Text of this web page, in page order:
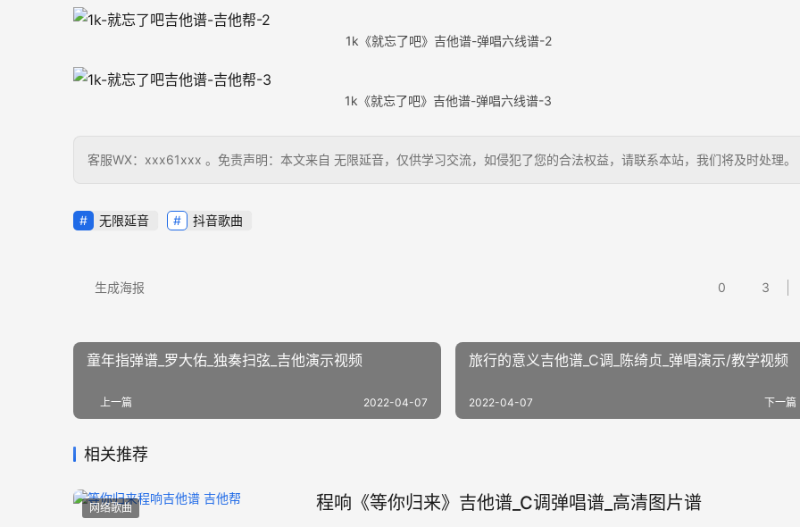
1k《就忘了吧》吉他谱-弹唱六线谱-2
1k《就忘了吧》吉他谱-弹唱六线谱-3
客服WX：xxx61xxx 。免责声明：本文来自 无限延音，仅供学习交流，如侵犯了您的合法权益，请联系本站，我们将及时处理。
无限延音 抖音歌曲
0 3
生成海报
童年指弹谱_罗大佑_独奏扫弦_吉他演示视频
上一篇 2022-04-07
旅行的意义吉他谱_C调_陈绮贞_弹唱演示/教学视频
下一篇
2022-04-07
相关推荐
网络歌曲 程响《等你归来》吉他谱_C调弹唱谱_高清图片谱